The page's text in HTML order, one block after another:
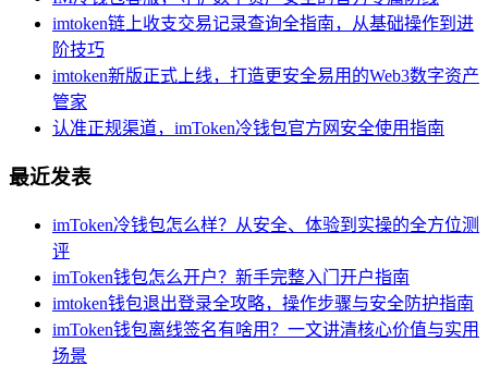
imtoken链上收支交易记录查询全指南，从基础操作到进
阶技巧
imtoken新版正式上线，打造更安全易用的Web3数字资产
管家
认准正规渠道，imToken冷钱包官方网安全使用指南
最近发表
imToken冷钱包怎么样？从安全、体验到实操的全方位测
评
imToken钱包怎么开户？新手完整入门开户指南
imtoken钱包退出登录全攻略，操作步骤与安全防护指南
imToken钱包离线签名有啥用？一文讲清核心价值与实用
场景